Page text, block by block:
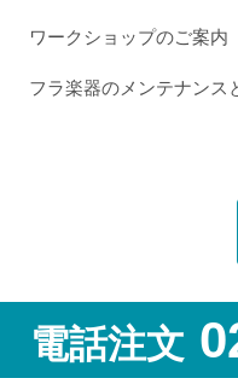
ワークショップのご案内
フラ楽器のメンテナンス
電話注文